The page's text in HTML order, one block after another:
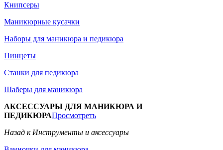
Книпсеры
Маникюрные кусачки
Наборы для маникюра и педикюра
Пинцеты
Станки для педикюра
Шаберы для маникюра
АКСЕССУАРЫ ДЛЯ МАНИКЮРА И
ПЕДИКЮРАПросмотреть
Назад к Инструменты и аксессуары